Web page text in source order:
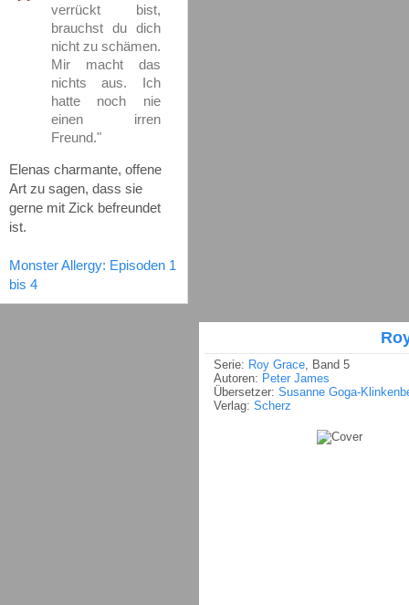
verrückt bist,
brauchst du dich
nicht zu schämen.
Mir macht das
nichts aus. Ich
hatte noch nie
einen irren
Freund."
Elenas charmante, offene
Art zu sagen, dass sie
gerne mit Zick befreundet
ist.
Monster Allergy: Episoden 1
bis 4
Serie: Roy Grace, Band 5
Autoren: Peter James
Übersetzer: Susanne Goga-
Verlag: Scherz